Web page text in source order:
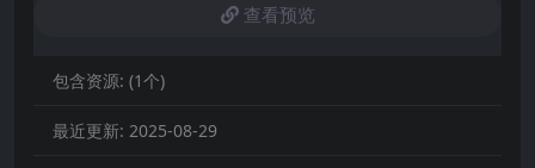
查看预览
包含资源: (1个)
最近更新: 2025-08-29